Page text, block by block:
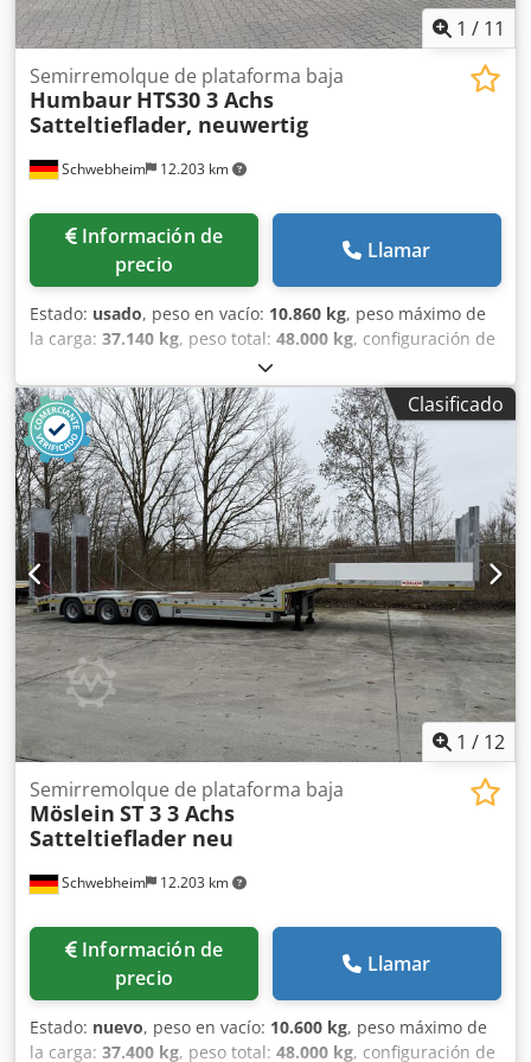
1 / 11
Schwebheim 12.203 km
Semirremolque de plataforma baja
Humbaur HTS30 3 Achs
Satteltieflader, neuwertig
Información de
precio
Llamar
Estado: usado, peso en vacío: 10.860 kg, peso máximo de
la carga: 37.140 kg, peso total: 48.000 kg, configuración de
06/2018
tamaño del neumático:235/75 R17,5 140J, color:otro, tipo
de engranaje:otro, tamaño del neumático delantero:
235/75 R17,5 140J, tamaño del neumático trasero:
R17,5 140J, cabina del conductor:otro, clase de emisión:
ninguno, Equipamiento:ABS, freno de aire comprimido
Revestimiento de goma, rampa de 2 piezas con rejillas,
rampas a lo largo de todo el ancho, bomba
electrohidráulica para las rampas o a través de la
hidráulica del camión, -- Reservado el derecho a errores
de impresión, imprecisiones y modificaciones, imágenes
de muestra --, Más datos en: !, Más detalles: !
Chodszrqlfspfx Ag Tsa
Clasificado
1 / 12
Schwebheim 12.203 km
Semirremolque de plataforma baja
Möslein ST 3 3 Achs
Satteltieflader neu
Información de
precio
Llamar
Estado: nuevo, peso en vacío: 10.600 kg, peso máximo de
la carga: 37.400 kg, peso total: 48.000 kg, configuración de